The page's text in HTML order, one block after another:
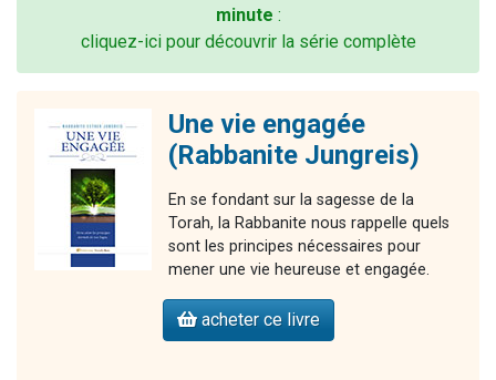
minute :
cliquez-ici pour découvrir la série complète
Une vie engagée
(Rabbanite Jungreis)
En se fondant sur la sagesse de la
Torah, la Rabbanite nous rappelle quels
sont les principes nécessaires pour
mener une vie heureuse et engagée.
acheter ce livre